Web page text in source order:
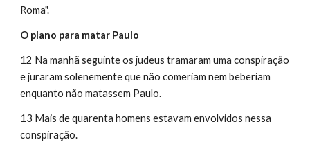
Roma".
O plano para matar Paulo
12 Na manhã seguinte os judeus tramaram uma conspiração
e juraram solenemente que não comeriam nem beberiam
enquanto não matassem Paulo.
13 Mais de quarenta homens estavam envolvidos nessa
conspiração.